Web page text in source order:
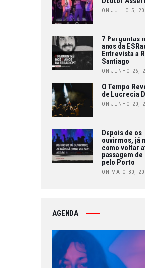
ON JULHO 5,
7 Perguntas
anos da
Entrevista a
Santiago
ON JUNHO 26,
O Tempo
de Lucrecia
ON JUNHO 20,
Depois de os
ouvirmos, já
como voltar
passagem de
pelo Porto
ON MAIO 30,
AGENDA